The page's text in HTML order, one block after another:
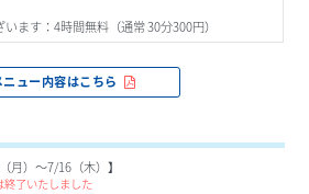
ます：4時間無料（通常 30分300円
ニュー内容はこちら
月）～7/16（木）】
了いたしました